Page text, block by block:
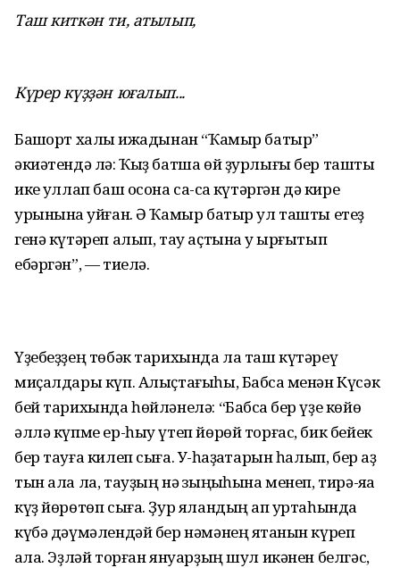
Таш киткән ти, атылып,
Күрер күҙҙән юғалып...
Башҡорт халыҡ ижадынан “Ҡамыр батыр”
әкиәтендә лә: Ҡыҙ батша өй ҙурлығы бер ташты
ике ҡуллап баш осона саҡ-саҡ күтәргән дә кире
урынына ҡуйған. Ә Ҡамыр батыр ул ташты етеҙ
генә күтәреп алып, тау аҫтына уҡ ырғытып
ебәргән”, — тиелә.
Үҙебеҙҙең төбәк тарихында ла таш күтәреү
миҫалдары күп. Алыҫтағыһы, Бабсаҡ менән Күсәк
бей тарихында һөйләнелә: “Бабсаҡ бер үҙе көйө
әллә күпме ер-һыу үтеп йөрөй торғас, бик бейек
бер тауға килеп сыға. Уҡ-һаҙаҡтарын һалып, бер аҙ
тын ала ла, тауҙың нәҡ зыңҡыһына менеп, тирә-яҡҡа
күҙ йөрөтөп сыға. Ҙур яландың ҡап уртаһында
күбә дәүмәлендәй бер нәмәнең ятҡанын күреп
ҡала. Эҙләй торған януарҙың шул икәнен белгәс,